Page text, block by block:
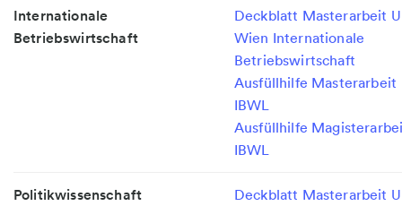
Internationale
Betriebswirtschaft
Deckblatt Masterarbeit
Wien Internationale
Betriebswirtschaft
Ausfüllhilfe Masterarbeit
IBWL
Ausfüllhilfe
IBWL
Politikwissenschaft
Deckblatt Masterarbeit